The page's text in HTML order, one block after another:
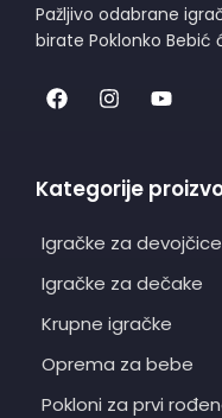
Pažljivo odabrane
birate Poklonko
Kategorije
Igračke za devojčice
Igračke za dečake
Krupne igračke
Oprema za bebe
Pokloni za prvi